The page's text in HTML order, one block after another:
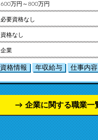
600万円～800万円
必要資格なし
資格なし
企業
資格情報 年収給与 仕事内容
企業に関する職業一